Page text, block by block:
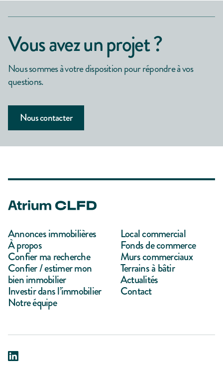
Vous avez un projet ?
Nous sommes à votre disposition pour répondre à vos
questions.
Nous contacter
Annonces immobilières
À propos
Confier ma recherche
Confier / estimer mon
bien immobilier
Investir dans l’immobilier
Notre équipe
Local commercial
Fonds de commerce
Murs commerciaux
Terrains à bâtir
Actualités
Contact